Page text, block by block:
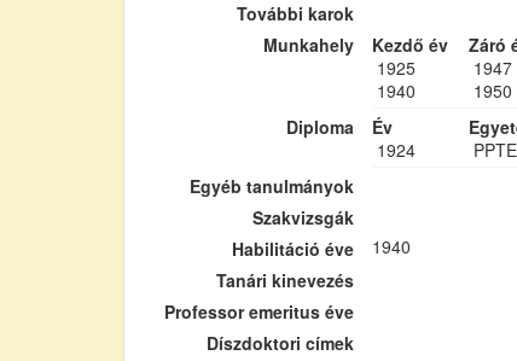
További karok
Munkahely
Kezdő év Záró
1925
1947
1940
1950
Diploma
Év
1924
Egyéb tanulmányok
Szakvizsgák
Habilitáció éve
1940
Tanári kinevezés
Professor emeritus éve
Díszdoktori címek